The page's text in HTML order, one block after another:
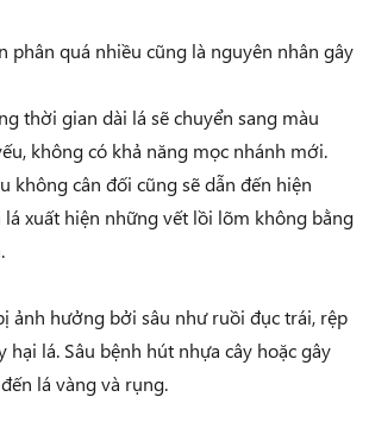
phân quá nhiều cũng là nguyên nhân gây
thời gian dài lá sẽ chuyển sang màu
không có khả năng mọc nhánh mới.
không cân đối cũng sẽ dẫn đến hiện
xuất hiện những vết lồi lõm không bằng
ảnh hưởng bởi sâu như ruồi đục trái, rệp
hại lá. Sâu bệnh hút nhựa cây hoặc gây
lá vàng và rụng.